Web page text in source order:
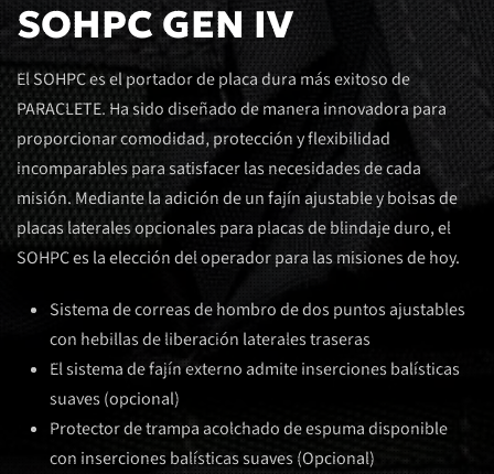
SOHPC GEN IV
El SOHPC es el portador de placa dura más exitoso de
PARACLETE. Ha sido diseñado de manera innovadora para
proporcionar comodidad, protección y flexibilidad
incomparables para satisfacer las necesidades de cada
misión. Mediante la adición de un fajín ajustable y bolsas de
placas laterales opcionales para placas de blindaje duro, el
SOHPC es la elección del operador para las misiones de hoy.
Sistema de correas de hombro de dos puntos ajustables
con hebillas de liberación laterales traseras
El sistema de fajín externo admite inserciones balísticas
suaves (opcional)
Protector de trampa acolchado de espuma disponible
con inserciones balísticas suaves (Opcional)